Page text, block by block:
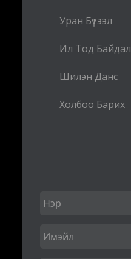
Уран Бүтээл
Ил Тод Байдал
Шилэн Данс
Холбоо Барих